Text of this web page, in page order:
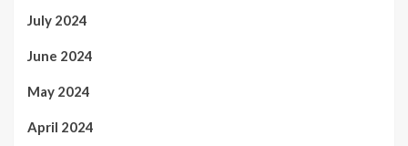
July 2024
June 2024
May 2024
April 2024